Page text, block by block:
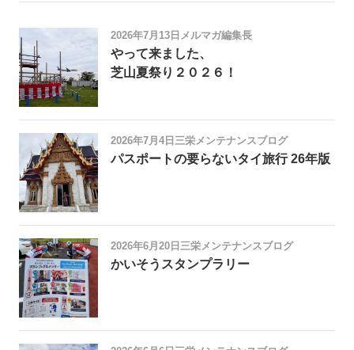
2026年7月13日 メルマガ編集長
やって来ました、
芝山夏祭り２０２６！
2026年7月4日 三栄メンテナンスブログ
パスポートの要らないタイ旅行 26年版
2026年6月20日 三栄メンテナンスブログ
かいそうスタンプラリー